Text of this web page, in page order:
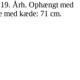
Årh. Ophængt med
med kæde: 71 cm.